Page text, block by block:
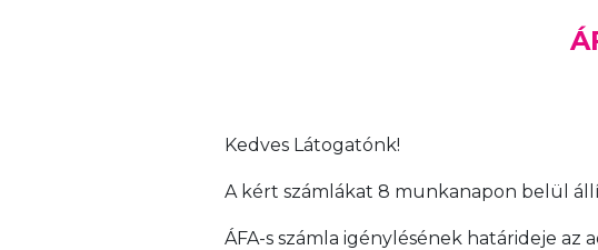
Kedves Látogatónk!
A kért számlákat 8 munkanapon belül
ÁFA-s számla igénylésének határideje